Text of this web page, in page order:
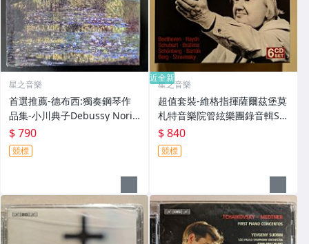
星之音樂
首選推薦-德布西:獨奏鋼琴作
品集-小川典子Debussy Norik
o Ogawa歐洲版二手6CD
$ 790
競標
近全新
星之音樂
超值套裝-維格指揮薩爾茲堡莫
札特音樂院管絃樂團錄音輯Sa
ndor Vegh Schubert Beetho
ven Brahms Haydn德國版二
手6CD
$ 840
競標